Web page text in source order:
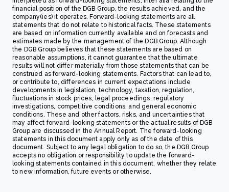
financial position of the DGB Group, the results achieved, and the
company(ies) it operates. Forward-looking statements are all
statements that do not relate to historical facts. These statements
are based on information currently available and on forecasts and
estimates made by the management of the DGB Group. Although
the DGB Group believes that these statements are based on
reasonable assumptions, it cannot guarantee that the ultimate
results will not differ materially from those statements that can be
construed as forward-looking statements. Factors that can lead to,
or contribute to, differences in current expectations include
developments in legislation, technology, taxation, regulation,
fluctuations in stock prices, legal proceedings, regulatory
investigations, competitive conditions, and general economic
conditions. These and other factors, risks, and uncertainties that
may affect forward-looking statements or the actual results of DGB
Group are discussed in the Annual Report. The forward-looking
statements in this document apply only as of the date of this
document. Subject to any legal obligation to do so, the DGB Group
accepts no obligation or responsibility to update the forward-
looking statements contained in this document, whether they relate
to new information, future events or otherwise.